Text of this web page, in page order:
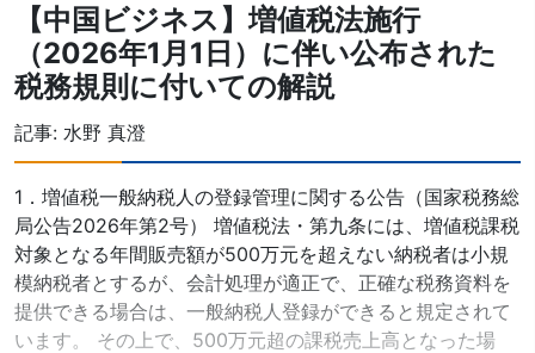
【中国ビジネス】増値税法施行
（2026年1月1日）に伴い公布された
税務規則に付いての解説
記事: 水野 真澄
1．増値税一般納税人の登録管理に関する公告（国家税務総
局公告2026年第2号） 増値税法・第九条には、増値税課税
対象となる年間販売額が500万元を超えない納税者は小規
模納税者とするが、会計処理が適正で、正確な税務資料を
提供できる場合は、一般納税人登録ができると規定されて
います。 その上で、500万元超の課税売上高となった場